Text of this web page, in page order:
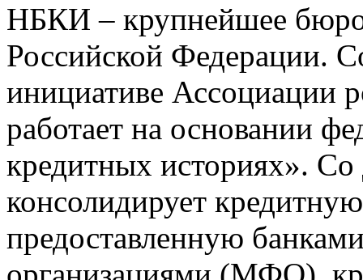
НБКИ – крупнейшее
Российской Федерации.
инициативе Ассоциации
работает на основании
кредитных историях».
консолидирует
предоставленную